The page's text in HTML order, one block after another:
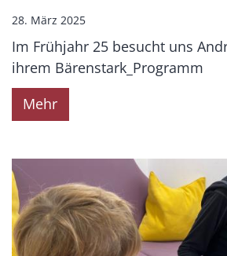
28. März 2025
Im Frühjahr 25 besucht uns
ihrem Bärenstark_Programm
Mehr